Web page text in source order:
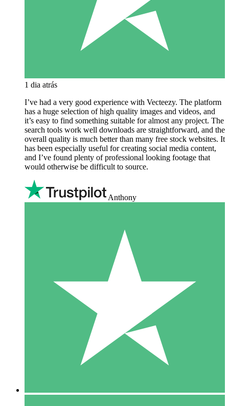
1 dia atrás
I’ve had a very good experience with Vecteezy. The platform
has a huge selection of high quality images and videos, and
it’s easy to find something suitable for almost any project. The
search tools work well downloads are straightforward, and the
overall quality is much better than many free stock websites. It
has been especially useful for creating social media content,
and I’ve found plenty of professional looking footage that
would otherwise be difficult to source.
Anthony